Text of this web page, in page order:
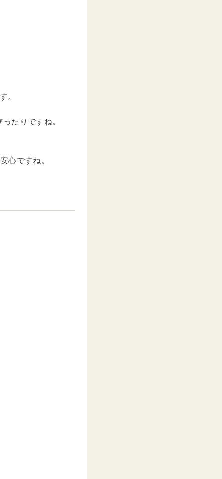
。
たりですね。
心ですね。